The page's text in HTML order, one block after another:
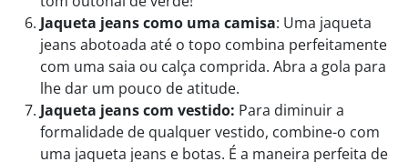
Jaqueta jeans como uma camisa: Uma jaqueta
jeans abotoada até o topo combina perfeitamente
com uma saia ou calça comprida. Abra a gola para
lhe dar um pouco de atitude.
Jaqueta jeans com vestido: Para diminuir a
formalidade de qualquer vestido, combine-o com
uma jaqueta jeans e botas. É a maneira perfeita de